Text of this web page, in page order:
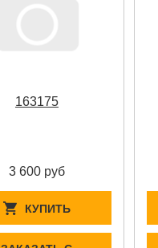
163175
3 600 руб
КУПИТЬ